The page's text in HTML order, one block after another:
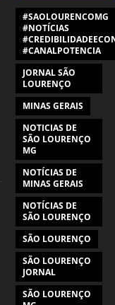
#SAOLOURENCOMG
#NOTÍCIAS
#CANALPOTENCIA
JORNAL SÃO
LOURENÇO
MINAS GERAIS
NOTICIAS DE
SÃO LOURENÇO
MG
NOTÍCIAS DE
MINAS GERAIS
NOTÍCIAS DE
SÃO LOURENÇO
SÃO LOURENÇO
SÃO LOURENÇO
JORNAL
SÃO LOURENÇO